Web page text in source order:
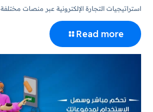
استراتيجيات التجارة الإلكترونية عبر منصات مختلفة
Read more